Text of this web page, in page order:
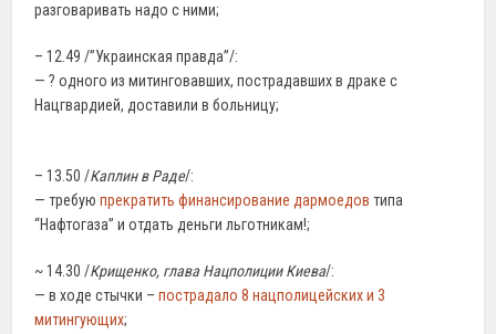
разговаривать надо с ними;
– 12.49 /”Украинская правда”/:
— ? одного из митинговавших, пострадавших в драке с
Нацгвардией, доставили в больницу;
– 13.50 /Каплин в Раде/:
— требуюпрекратить финансирование дармоедов типа
“Нафтогаза” и отдать деньги льготникам!;
~ 14.30 /Крищенко, глава Нацполиции Киева/:
— в ходе стычки –пострадало 8 нацполицейских и 3
митингующих;